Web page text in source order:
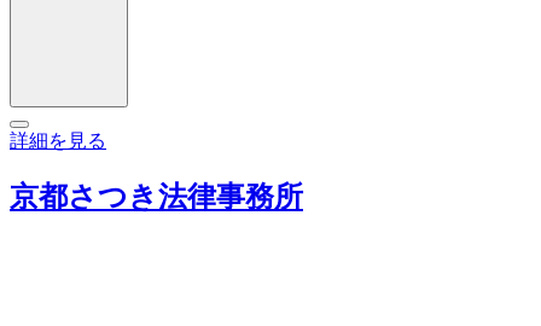
詳細を見る
京都さつき法律事務所